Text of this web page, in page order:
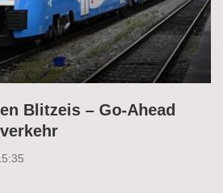
Blitzeis – Go-Ahead